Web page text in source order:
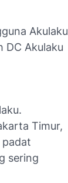
Akulaku
DC Akulaku
Timur,
sering